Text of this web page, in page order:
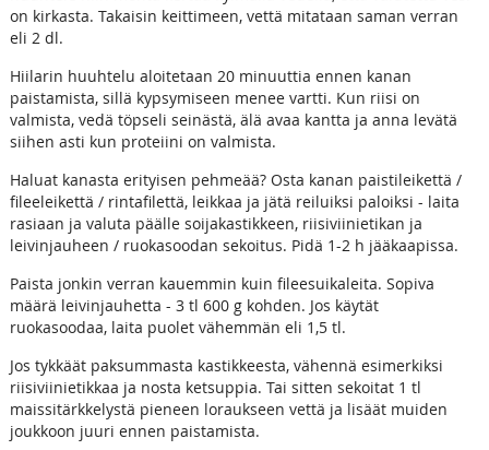
on kirkasta. Takaisin keittimeen, vettä mitataan saman verran
eli 2 dl.
Hiilarin huuhtelu aloitetaan 20 minuuttia ennen kanan
paistamista, sillä kypsymiseen menee vartti. Kun riisi on
valmista, vedä töpseli seinästä, älä avaa kantta ja anna levätä
siihen asti kun proteiini on valmista.
Haluat kanasta erityisen pehmeää? Osta kanan paistileikettä /
fileeleikettä / rintafilettä, leikkaa ja jätä reiluiksi paloiksi - laita
rasiaan ja valuta päälle soijakastikkeen, riisiviinietikan ja
leivinjauheen / ruokasoodan sekoitus. Pidä 1-2 h jääkaapissa.
Paista jonkin verran kauemmin kuin fileesuikaleita. Sopiva
määrä leivinjauhetta - 3 tl 600 g kohden. Jos käytät
ruokasoodaa, laita puolet vähemmän eli 1,5 tl.
Jos tykkäät paksummasta kastikkeesta, vähennä esimerkiksi
riisiviinietikkaa ja nosta ketsuppia. Tai sitten sekoitat 1 tl
maissitärkkelystä pieneen loraukseen vettä ja lisäät muiden
joukkoon juuri ennen paistamista.